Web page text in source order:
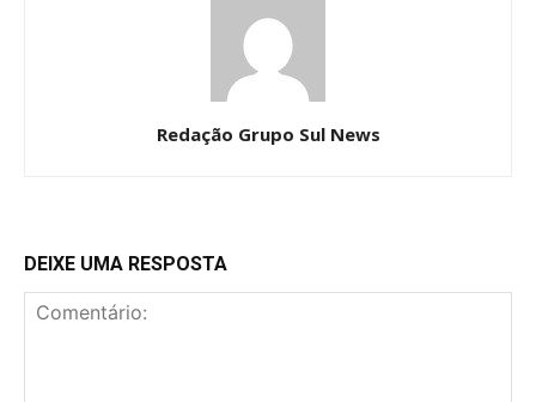
Redação Grupo Sul News
DEIXE UMA RESPOSTA